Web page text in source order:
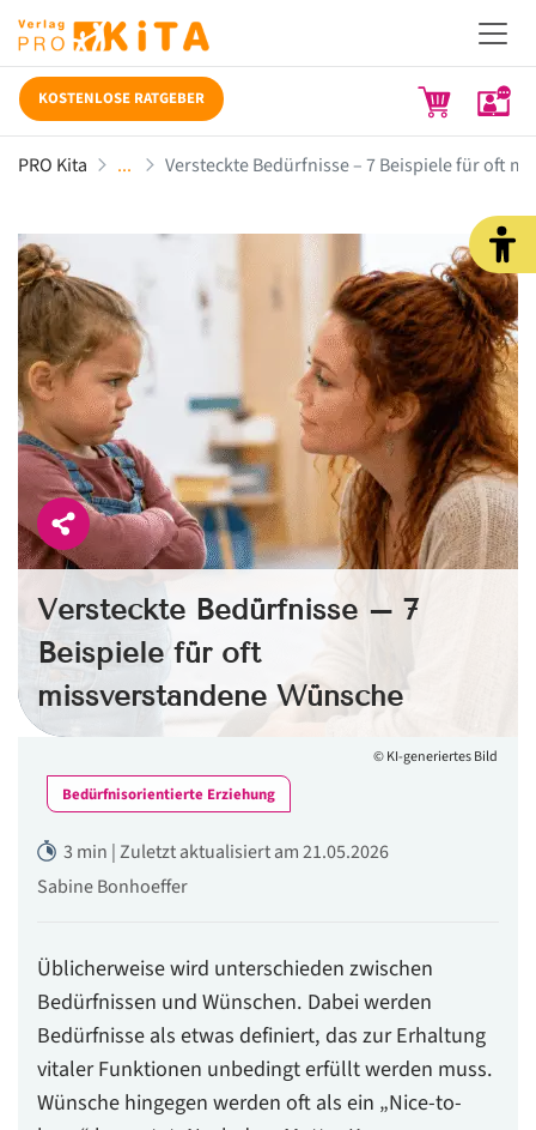
KOSTENLOSE RATGEBER
PRO Kita Versteckte Bedürfnisse – 7 Beispiele für oft
Versteckte Bedürfnisse – 7
Beispiele für oft
missverstandene Wünsche
© KI-generiertes Bild
Bedürfnisorientierte Erziehung
3 min | Zuletzt aktualisiert am 21.05.2026
Sabine Bonhoeffer
Üblicherweise wird unterschieden zwischen
Bedürfnissen und Wünschen. Dabei werden
Bedürfnisse als etwas definiert, das zur Erhaltung
vitaler Funktionen unbedingt erfüllt werden muss.
Wünsche hingegen werden oft als ein „Nice-to-